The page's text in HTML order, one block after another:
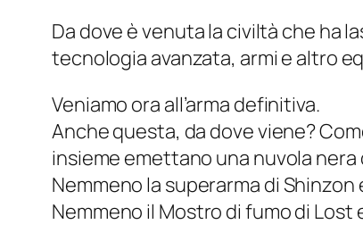
Da dove è venuta la civiltà che ha
tecnologia avanzata, armi e altro
Veniamo ora all’arma definitiva.
Anche questa, da dove viene?
insieme emettano una nuvola nera
Nemmeno la superarma di
Nemmeno il Mostro di fumodi Lost